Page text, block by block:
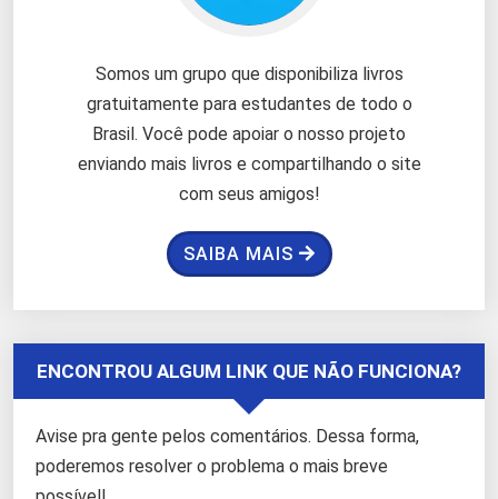
Somos um grupo que disponibiliza livros
gratuitamente para estudantes de todo o
Brasil. Você pode apoiar o nosso projeto
enviando mais livros e compartilhando o site
com seus amigos!
SAIBA MAIS
ENCONTROU ALGUM LINK QUE NÃO FUNCIONA?
Avise pra gente pelos comentários. Dessa forma,
poderemos resolver o problema o mais breve